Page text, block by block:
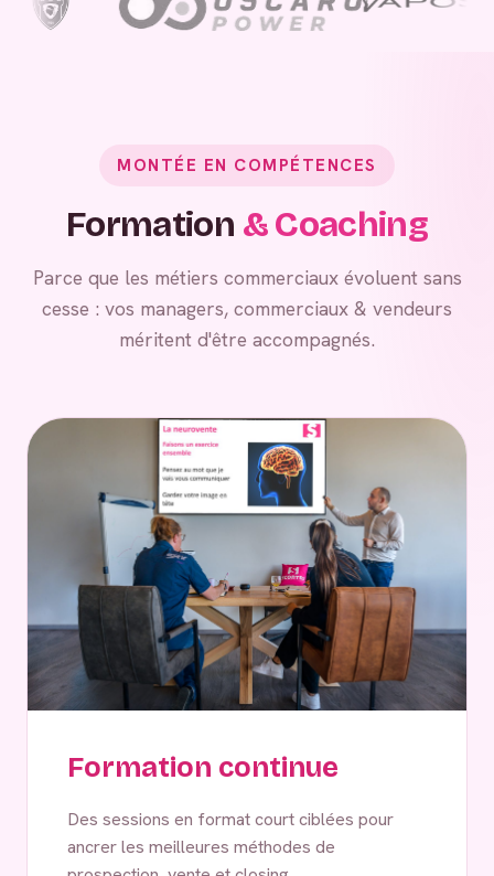
MONTÉE EN COMPÉTENCES
Formation & Coaching
Parce que les métiers commerciaux évoluent sans
cesse : vos managers, commerciaux & vendeurs
méritent d'être accompagnés.
Formation continue
Des sessions en format court ciblées pour
ancrer les meilleures méthodes de